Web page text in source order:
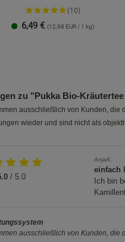
(10)
6,49 € (12,98 EUR / 1 kg)
zu "Pukka Bio-
ausschließlich von Kunden,
wieder und sind nicht als
/ 5.0
AnjaK.
einfach
Ich bin
ausschließlich von Kunden,